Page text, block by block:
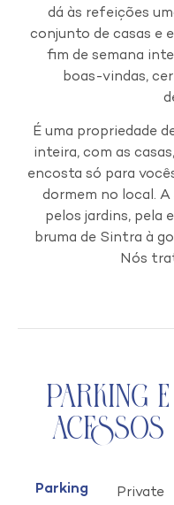
dá às refeições
conjunto de casas e
fim de semana
boas-vindas,
É uma propriedade
inteira, com as
encosta só para
dormem no local.
pelos jardins, pela
bruma de Sintra à
Nós
Parking e
Acessos
Parking
Private